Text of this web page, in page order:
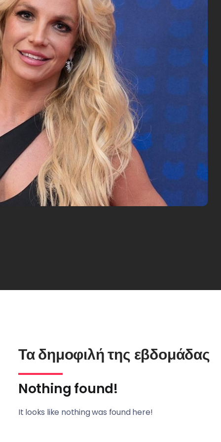
Τα δημοφιλή της εβδομάδας
Nothing found!
It looks like nothing was found here!